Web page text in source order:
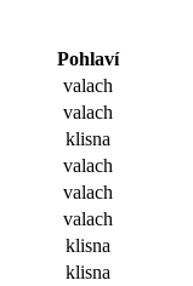
Pohlaví
valach
valach
klisna
valach
valach
valach
klisna
klisna